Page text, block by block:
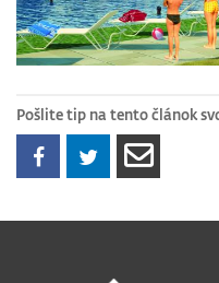
Pošlite tip na tento článok